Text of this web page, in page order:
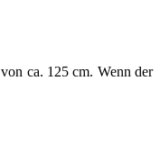
ca. 125 cm. Wenn der